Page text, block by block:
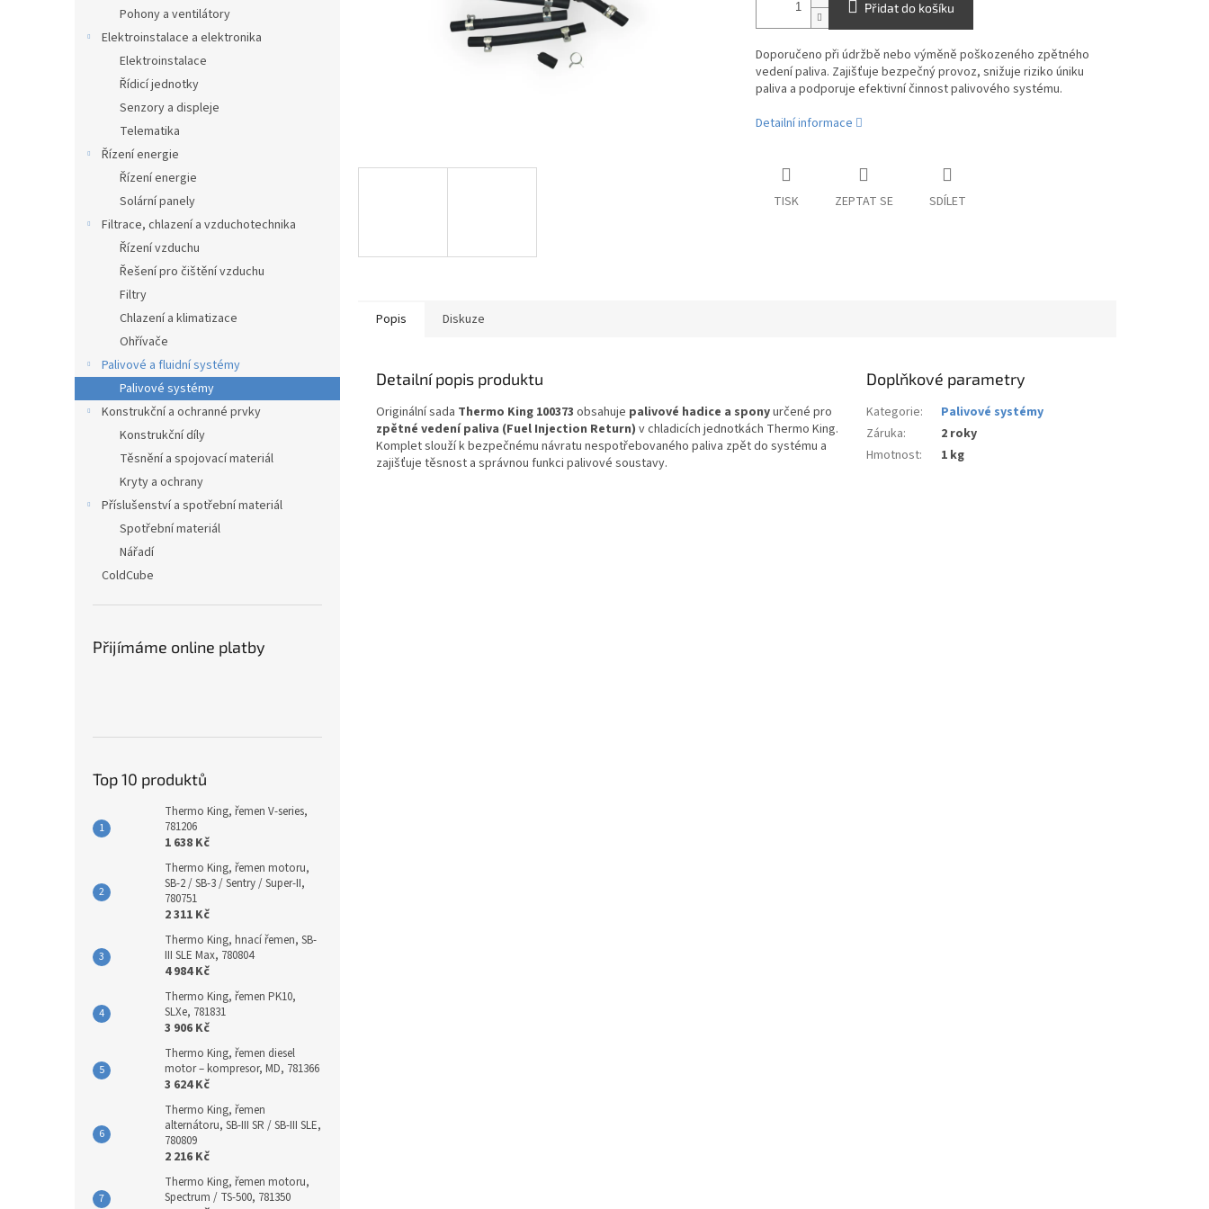
Pohony a ventilátory
Elektroinstalace a elektronika
Elektroinstalace
Řídicí jednotky
Senzory a displeje
Telematika
Řízení energie
Řízení energie
Solární panely
Filtrace, chlazení a vzduchotechnika
Řízení vzduchu
Řešení pro čištění vzduchu
Filtry
Chlazení a klimatizace
Ohřívače
Palivové a fluidní systémy
Palivové systémy
Konstrukční a ochranné prvky
Konstrukční díly
Těsnění a spojovací materiál
Kryty a ochrany
Příslušenství a spotřební materiál
Spotřební materiál
Nářadí
ColdCube
Přijímáme online platby
Top 10 produktů
Thermo King, řemen V-series,
781206
1 638 Kč
Thermo King, řemen motoru,
SB-2 / SB-3 / Sentry / Super-II,
780751
2 311 Kč
Thermo King, hnací řemen, SB-
III SLE Max, 780804
4 984 Kč
Thermo King, řemen PK10,
SLXe, 781831
3 906 Kč
Thermo King, řemen diesel
motor – kompresor, MD, 781366
3 624 Kč
Thermo King, řemen
alternátoru, SB-III SR / SB-III SLE,
780809
2 216 Kč
Thermo King, řemen motoru,
Spectrum / TS-500, 781350
Přidat do košíku
Doporučeno při údržbě nebo výměně poškozeného zpětného
vedení paliva. Zajišťuje bezpečný provoz, snižuje riziko úniku
paliva a podporuje efektivní činnost palivového systému.
Detailní informace
TISK ZEPTAT SE SDÍLET
Popis Diskuze
Detailní popis produktu
Originální sada Thermo King 100373 obsahuje palivové hadice a sponyurčené pro
zpětné vedení paliva (Fuel Injection Return) v chladicích jednotkách Thermo King.
Komplet slouží k bezpečnému návratu nespotřebovaného paliva zpět do systému a
zajišťuje těsnost a správnou funkci palivové soustavy.
Doplňkové parametry
Kategorie:
Palivové systémy
Záruka:
2 roky
Hmotnost: 1 kg